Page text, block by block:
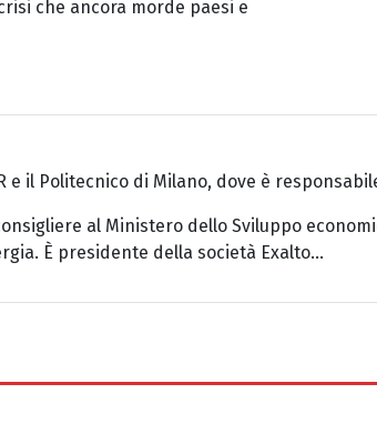
che ancora morde paesi e
il Politecnico di Milano, dove è
al Ministero dello Sviluppo
È presidente della società Exalto...